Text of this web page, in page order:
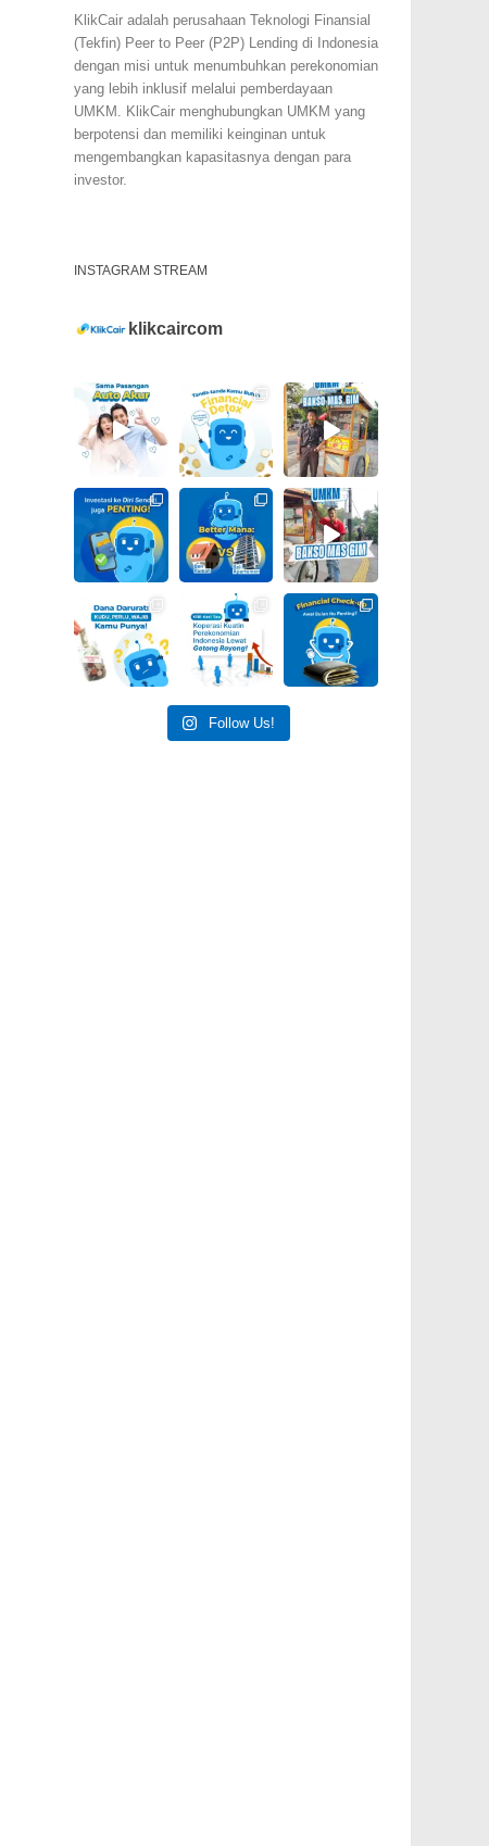
KlikCair adalah perusahaan Teknologi Finansial
(Tekfin) Peer to Peer (P2P) Lending di Indonesia
dengan misi untuk menumbuhkan perekonomian
yang lebih inklusif melalui pemberdayaan
UMKM. KlikCair menghubungkan UMKM yang
berpotensi dan memiliki keinginan untuk
mengembangkan kapasitasnya dengan para
investor.
INSTAGRAM STREAM
klikcaircom
Follow Us!